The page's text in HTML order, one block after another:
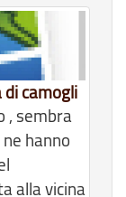
camogli
, sembra
hanno
alla vicina